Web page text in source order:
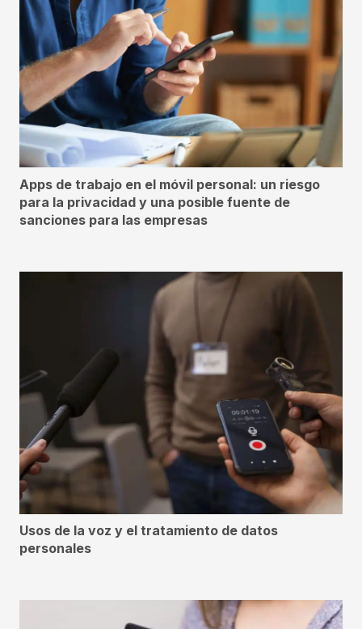
Apps de trabajo en el móvil personal: un riesgo
para la privacidad y una posible fuente de
sanciones para las empresas
Usos de la voz y el tratamiento de datos
personales